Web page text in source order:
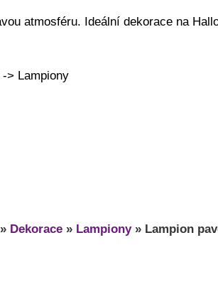
atmosféru. Ideální dekorace na
> Lampiony
» Dekorace » Lampiony» Lampion